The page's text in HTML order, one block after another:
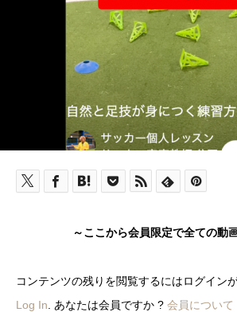
～ここから会員限定で全ての動
コンテンツの残りを閲覧するにはログイン
Log In . あなたは会員ですか ? 会員について